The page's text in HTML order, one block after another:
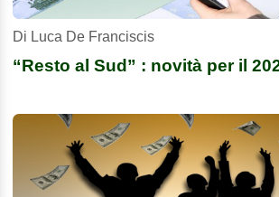
Di Luca De Franciscis
“Resto al Sud” : novità per il